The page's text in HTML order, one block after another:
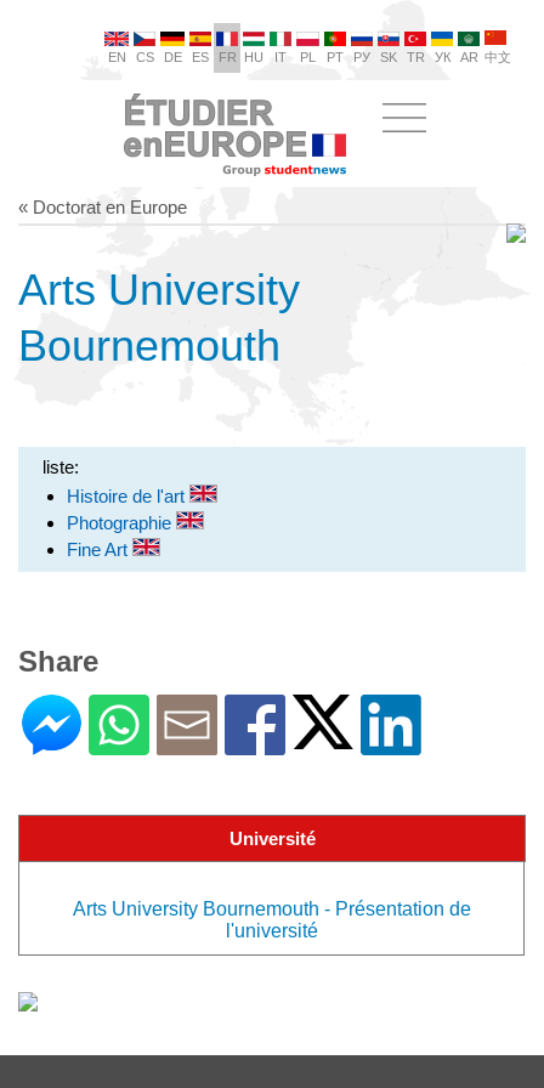
EN CS DE ES FR HU IT PL PT РУ SK TR УК AR 中文
« Doctorat en Europe
Arts University
Bournemouth
liste:
Histoire de l'art
Photographie
Fine Art
Share
Université
Arts University Bournemouth - Présentation de
l'université